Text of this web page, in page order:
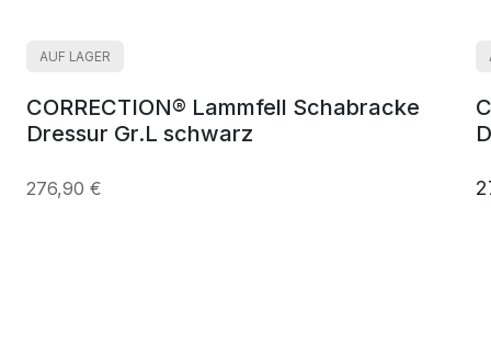
AUF LAGER
CORRECTION® Lammfell Schabracke
Dressur Gr.L schwarz
276,90 €